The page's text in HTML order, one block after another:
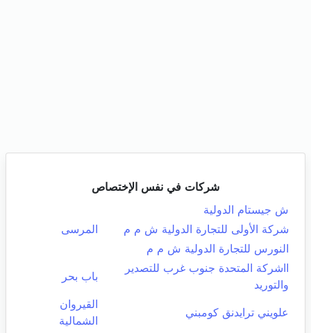
شركات في نفس الإختصاص
ش جيستام الدولية
شركة الأولى للتجارة الدولية ش م م
المرسى
النورس للتجارة الدولية ش م م
ااشركة المتحدة جنوب غرب للتصدير
والتوريد
باب بحر
علويني ترايدنق كومبني
القيروان
الشمالية